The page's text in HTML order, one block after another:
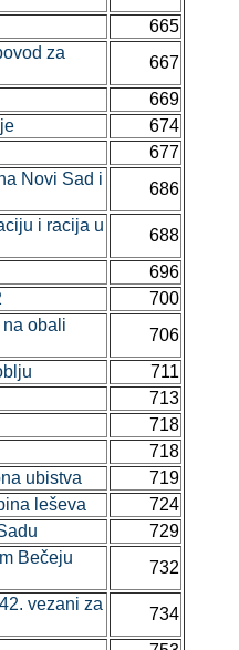
665
za
667
669
674
677
Novi Sad i
686
i racija u
688
696
700
obali
706
711
713
718
718
ubistva
719
leševa
724
729
Bečeju
732
vezani za
734